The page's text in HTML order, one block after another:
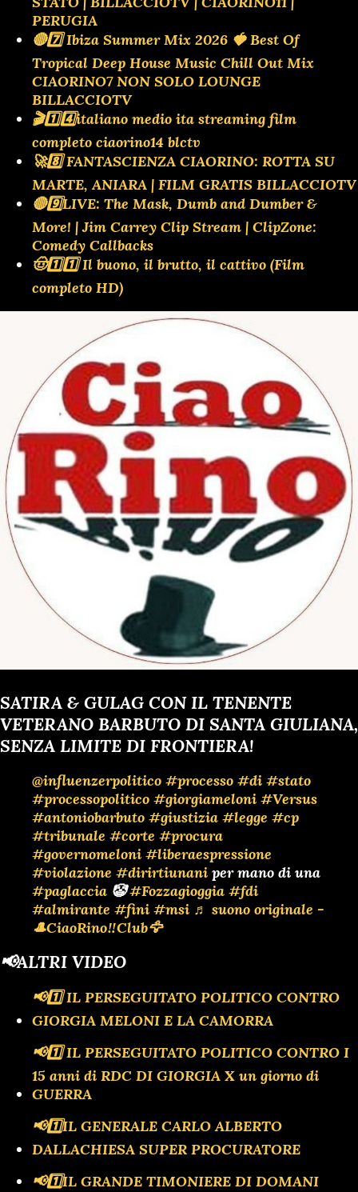
PERUGIA
🔴7️⃣ Ibiza Summer Mix 2026 🍓 Best Of
Tropical Deep House Music Chill Out Mix
CIAORINO7 NON SOLO LOUNGE
BILLACCIOTV
🎬1️⃣4️⃣italiano medio ita streaming film
completo ciaorino14 blctv
🚀8️⃣ FANTASCIENZA CIAORINO: ROTTA SU
MARTE, ANIARA | FILM GRATIS BILLACCIOTV
🔴9️⃣LIVE: The Mask, Dumb and Dumber &
More! | Jim Carrey Clip Stream | ClipZone:
Comedy Callbacks
🤠1️⃣1️⃣ Il buono, il brutto, il cattivo (Film
completo HD)
SATIRA & GULAG CON IL TENENTE
VETERANO BARBUTO DI SANTA GIULIANA,
SENZA LIMITE DI FRONTIERA!
@influenzerpolitico #processo #di #stato
#processopolitico #giorgiameloni #Versus
#antoniobarbuto #giustizia #legge #cp
#tribunale #corte #procura
#governomeloni #liberaespressione
#violazione #dirirtiunani per mano di una
#paglaccia 🤡#Fozzagioggia #fdi
#almirante #fini #msi ♬ suono originale -
🎩CiaoRino‼️Club🦅
📢ALTRI VIDEO
📢1️⃣ IL PERSEGUITATO POLITICO CONTRO
GIORGIA MELONI E LA CAMORRA
📢1️⃣ IL PERSEGUITATO POLITICO CONTRO I
15 anni di RDC DI GIORGIA X un giorno di
GUERRA
📢1️⃣IL GENERALE CARLO ALBERTO
DALLACHIESA SUPER PROCURATORE
📢1️⃣IL GRANDE TIMONIERE DI DOMANI